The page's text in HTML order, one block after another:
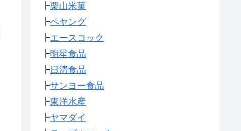
┣栗山米菓
┣ペヤング
┣エースコック
┣明星食品
┣日清食品
┣サンヨー食品
┣東洋水産
┣ヤマダイ